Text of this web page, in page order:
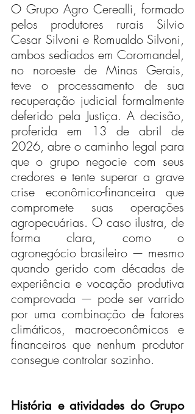
O Grupo Agro Cerealli, formado
pelos produtores rurais Silvio
Cesar Silvoni e Romualdo Silvoni,
ambos sediados em Coromandel,
no noroeste de Minas Gerais,
teve o processamento de sua
recuperação judicial formalmente
deferido pela Justiça. A decisão,
proferida em 13 de abril de
2026, abre o caminho legal para
que o grupo negocie com seus
credores e tente superar a grave
crise econômico-financeira que
compromete suas operações
agropecuárias. O caso ilustra, de
forma clara, como o
agronegócio brasileiro — mesmo
quando gerido com décadas de
experiência e vocação produtiva
comprovada — pode ser varrido
por uma combinação de fatores
climáticos, macroeconômicos e
financeiros que nenhum produtor
consegue controlar sozinho.
História e atividades do Grupo